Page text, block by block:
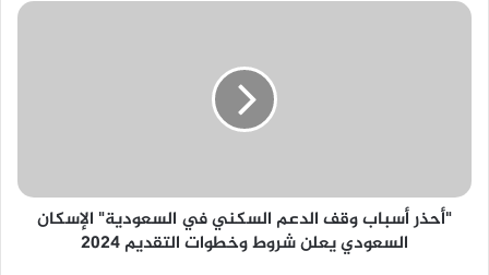
"أحذر
السعودي
يعلن"أحذر أسباب وقف الدعم السكني في السعودية" الإسكان
السعودي يعلن شروط وخطوات التقديم 2024